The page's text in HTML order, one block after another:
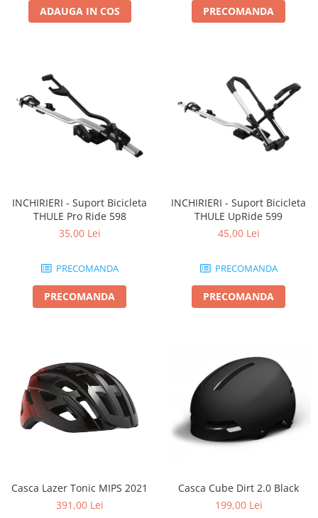
ADAUGA IN COS PRECOMANDA
INCHIRIERI - Suport Bicicleta
THULE Pro Ride 598
35,00 Lei
PRECOMANDA
PRECOMANDA
INCHIRIERI - Suport Bicicleta
THULE UpRide 599
45,00 Lei
PRECOMANDA
PRECOMANDA
Casca Lazer Tonic MIPS 2021
391,00 Lei
Casca Cube Dirt 2.0 Black
199,00 Lei